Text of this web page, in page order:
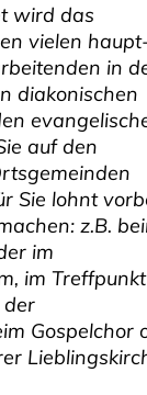
wird das
vielen
in
diakonischen
auf den
Sie lohnt
z.B.
im
im Treffpunkt
der
Gospelchor